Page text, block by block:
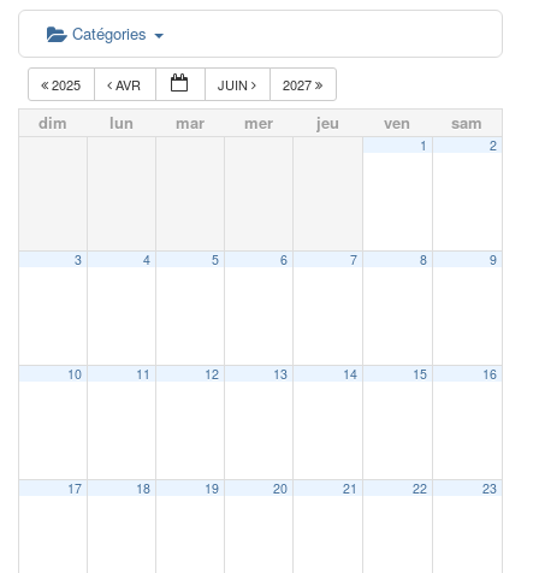
Catégories
2025 AVR JUIN 2027
dim lun mar mer jeu ven sam
1 2
3 4 5 6 7 8 9
10 11 12 13 14 15 16
17 18 19 20 21 22 23